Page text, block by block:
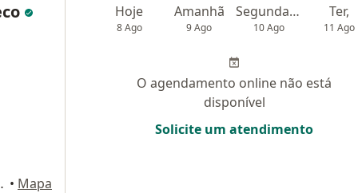
Paulo • Mapa
Hoje
8 Ago
Amanhã
9 Ago
Segunda-feira
10 Ago
Ter,
11 Ago
O agendamento online não está
disponível
Solicite um atendimento